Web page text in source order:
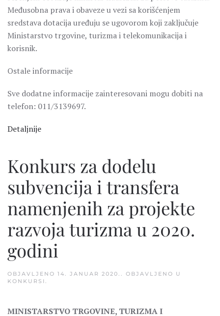
Međusobna prava i obaveze u vezi sa korišćenjem
sredstava dotacija uređuju se ugovorom koji zaključuje
Ministarstvo trgovine, turizma i telekomunikacija i
korisnik.
Ostale informacije
Sve dodatne informacije zainteresovani mogu dobiti na
telefon: 011/3139697.
Detaljnije
Konkurs za dodelu
subvencija i transfera
namenjenih za projekte
razvoja turizma u 2020.
godini
OBJAVLJENO 14. JANUAR 2020. . OBJAVLJENO U
KONKURSI .
MINISTARSTVO TRGOVINE, TURIZMA I